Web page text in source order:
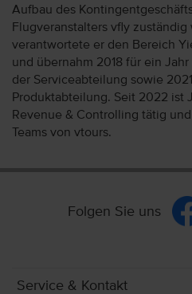
Aufbau des
Flugveranstalters vfly
verantwortete er den Bereich
und übernahm 2018 für ein
der Serviceabteilung sowie
Produktabteilung. Seit 2022 ist
Revenue & Controlling tätig
Teams von vtours.
Folgen Sie uns
Service & Kontakt